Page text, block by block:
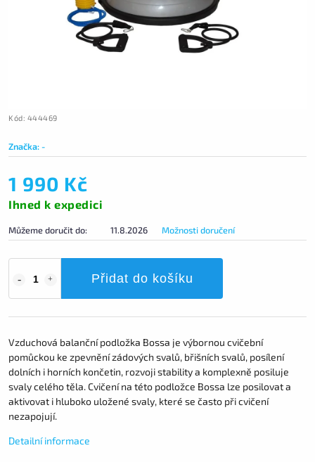
Kód: 444469
Značka:-
1 990 Kč
Ihned k expedici
Můžeme doručit do: 11.8.2026 Možnosti doručení
Přidat do košíku
Vzduchová balanční podložka Bossa je výbornou cvičební
pomůckou ke zpevnění zádových svalů, břišních svalů, posílení
dolních i horních končetin, rozvoji stability a komplexně posiluje
svaly celého těla. Cvičení na této podložce Bossa lze posilovat a
aktivovat i hluboko uložené svaly, které se často při cvičení
nezapojují.
Detailní informace